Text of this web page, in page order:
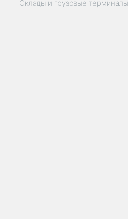
Склады и грузовые терминалы